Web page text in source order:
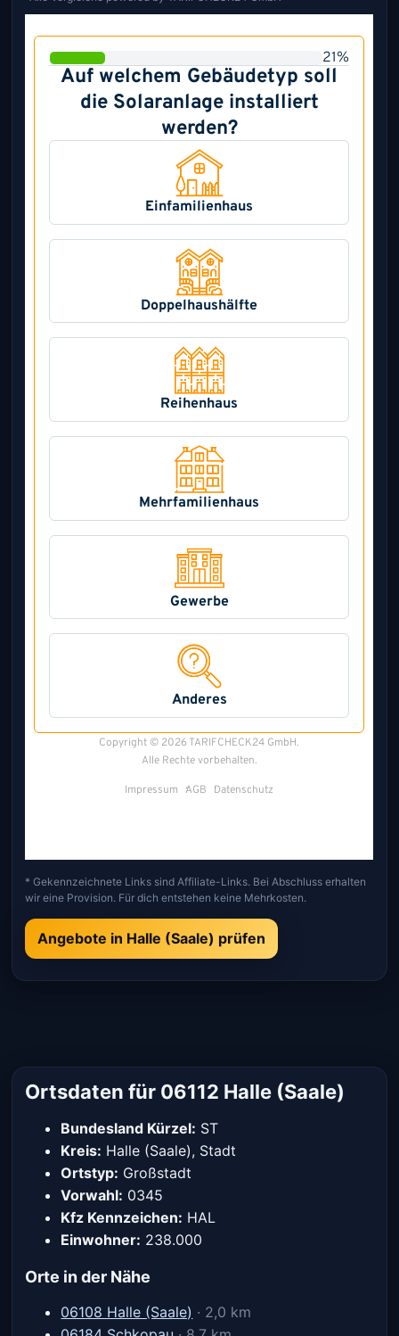
* Gekennzeichnete Links sind Affiliate-Links. Bei Abschluss erhalten
wir eine Provision. Für dich entstehen keine Mehrkosten.
Angebote in Halle (Saale) prüfen
Ortsdaten für 06112 Halle (Saale)
Bundesland Kürzel: ST
Kreis: Halle (Saale), Stadt
Ortstyp: Großstadt
Vorwahl: 0345
Kfz Kennzeichen: HAL
Einwohner: 238.000
Orte in der Nähe
06108 Halle (Saale) · 2,0 km